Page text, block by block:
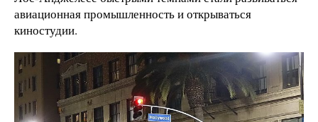
авиационная промышленность и открываться
киностудии.